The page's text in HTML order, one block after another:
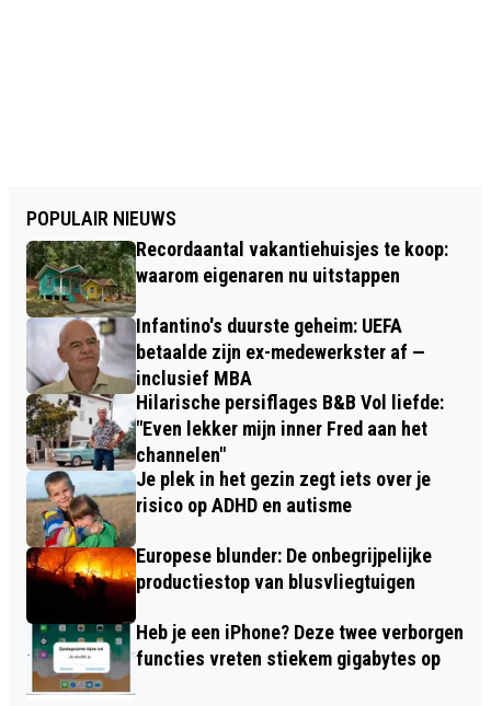
POPULAIR NIEUWS
Recordaantal vakantiehuisjes te koop:
waarom eigenaren nu uitstappen
Infantino's duurste geheim: UEFA
betaalde zijn ex-medewerkster af —
inclusief MBA
Hilarische persiflages B&B Vol liefde:
"Even lekker mijn inner Fred aan het
channelen"
Je plek in het gezin zegt iets over je
risico op ADHD en autisme
Europese blunder: De onbegrijpelijke
productiestop van blusvliegtuigen
Heb je een iPhone? Deze twee verborgen
functies vreten stiekem gigabytes op